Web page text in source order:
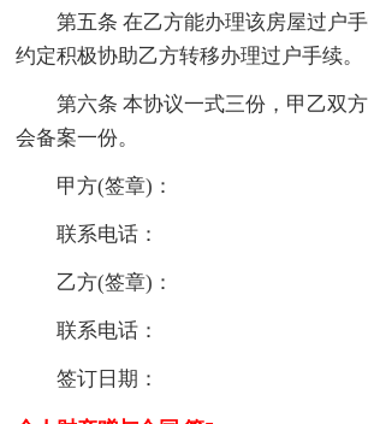
第五条 在乙方能办理该房屋过户手
约定积极协助乙方转移办理过户手续。
第六条 本协议一式三份，甲乙双方
会备案一份。
甲方(签章)：
联系电话：
乙方(签章)：
联系电话：
签订日期：